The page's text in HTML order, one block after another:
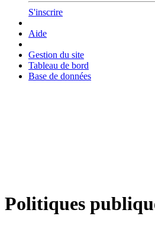
S'inscrire
Aide
Gestion du site
Tableau de bord
Base de données
Politiques